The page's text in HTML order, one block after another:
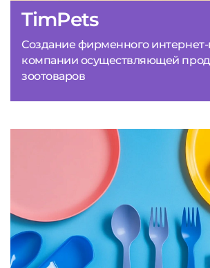
TimPets
Создание фирменного интернет-
компании осуществляющей
зоотоваров